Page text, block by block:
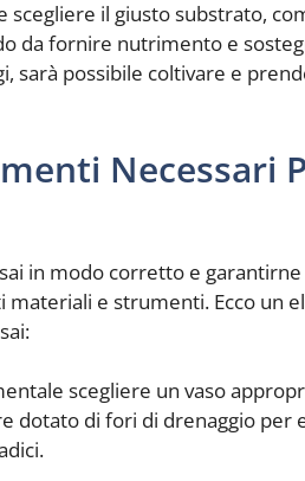
il giusto substrato,
da fornire nutrimento e
sarà possibile coltivare e
Necessari
in modo corretto e garantirne
materiali e strumenti. Ecco un
scegliere un vaso
dotato di fori di drenaggio per